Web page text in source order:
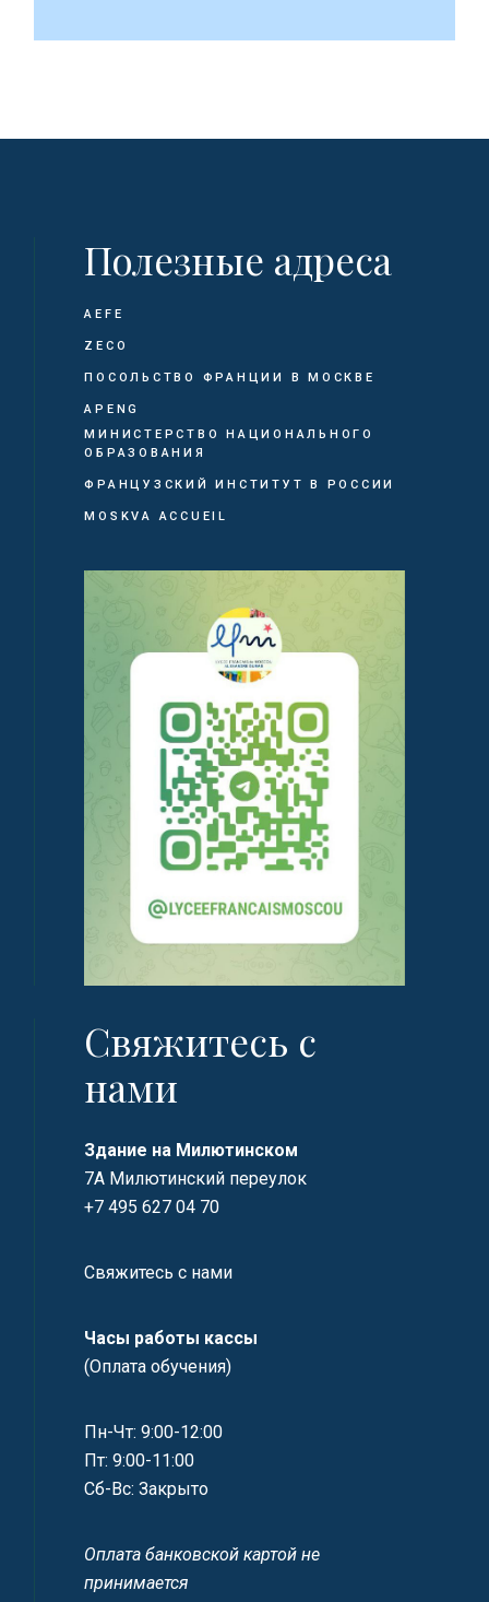
Полезные адреса
AEFE
ZECO
ПОСОЛЬСТВО ФРАНЦИИ В МОСКВЕ
APENG
МИНИСТЕРСТВО НАЦИОНАЛЬНОГО
ОБРАЗОВАНИЯ
ФРАНЦУЗСКИЙ ИНСТИТУТ В РОССИИ
MOSKVA ACCUEIL
Свяжитесь с
нами
Здание на Милютинском
7А Милютинский переулок
+7 495 627 04 70
Свяжитесь с нами
Часы работы кассы
(Оплата обучения)
Пн-Чт: 9:00-12:00
Пт: 9:00-11:00
Сб-Вс: Закрыто
Оплата банковской картой не
принимается